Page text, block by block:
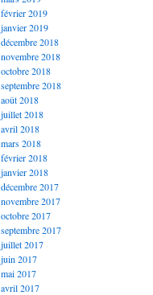
février 2019
janvier 2019
décembre 2018
novembre 2018
octobre 2018
septembre 2018
août 2018
juillet 2018
avril 2018
mars 2018
février 2018
janvier 2018
décembre 2017
novembre 2017
octobre 2017
septembre 2017
juillet 2017
juin 2017
mai 2017
avril 2017